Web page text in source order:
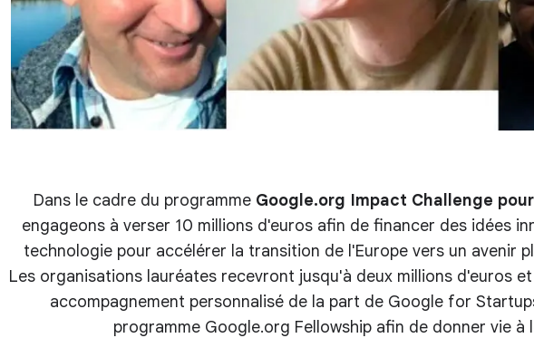
Dans le cadre du programme Google.org Impact Challenge
engageons à verser 10 millions d'euros afin de financer des idées
technologie pour accélérer la transition de l'Europe vers un avenir
Les organisations lauréates recevront jusqu'à deux millions d'euros
accompagnement personnalisé de la part de Google for
programme Google.org Fellowship afin de donner vie à